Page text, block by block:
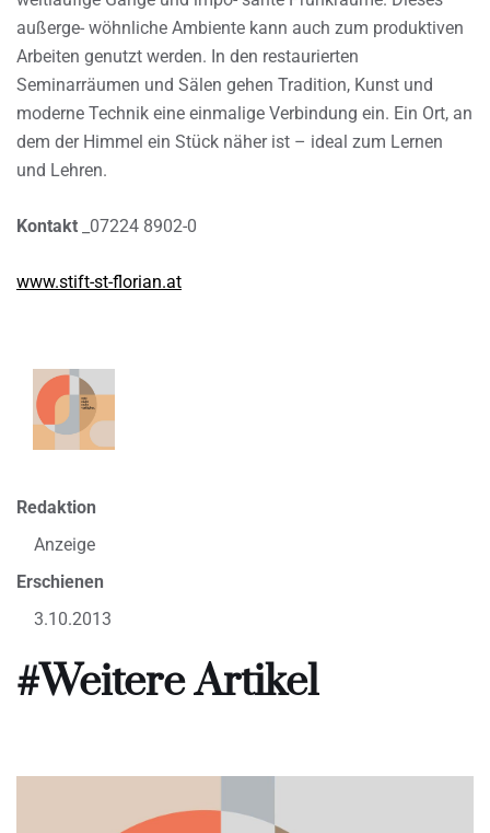
außerge- wöhnliche Ambiente kann auch zum produktiven
Arbeiten genutzt werden. In den restaurierten
Seminarräumen und Sälen gehen Tradition, Kunst und
moderne Technik eine einmalige Verbindung ein. Ein Ort, an
dem der Himmel ein Stück näher ist – ideal zum Lernen
und Lehren.
Kontakt _07224 8902-0
www.stift-st-florian.at
Redaktion
Anzeige
Erschienen
3.10.2013
#Weitere Artikel